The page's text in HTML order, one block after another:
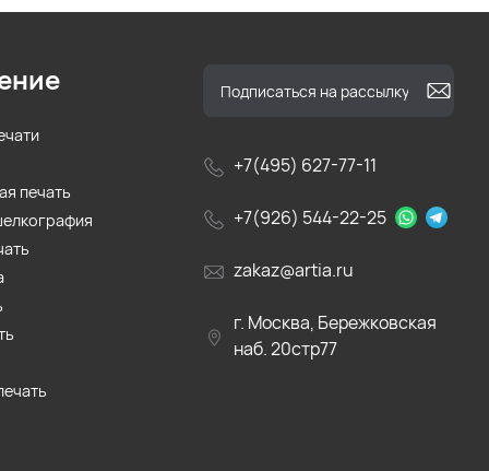
+7(495) 627-77-11
+7(926) 544-22-25
zakaz@artia.ru
г. Москва, Бережковская
наб. 20стр77
печать